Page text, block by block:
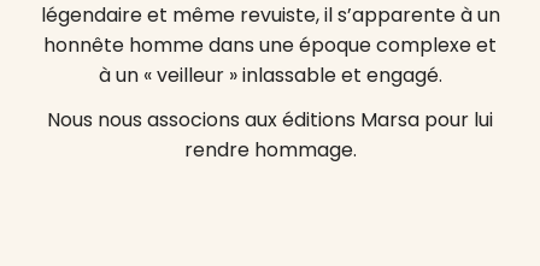
légendaire et même revuiste, il s’apparente à un
honnête homme dans une époque complexe et
à un « veilleur » inlassable et engagé.
Nous nous associons aux éditions Marsa pour lui
rendre hommage.